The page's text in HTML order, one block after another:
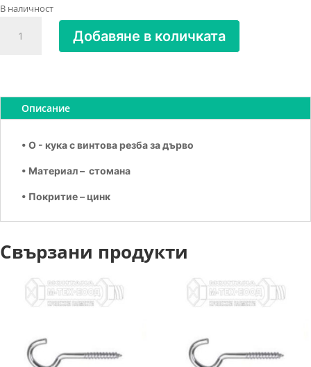
В наличност
Добавяне в количката
Описание
• O - кука с винтова резба за дърво
• Материал – стомана
• Покритие – цинк
Свързани продукти